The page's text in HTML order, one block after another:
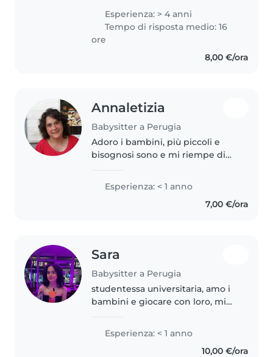
prescolare, scolari e bambini
piccoli. Adoro disegnare, leggere
e giocare con i bambini. Sono..
Esperienza: > 4 anni
Tempo di risposta medio: 16
ore
8,00 €/ora
Annaletizia
Babysitter a Perugia
Adoro i bambini, più piccoli e
bisognosi sono e mi riempe di
del tempo con loro e dargli tutto
ciò che mi è possibile (assistenza
Esperienza: < 1 anno
7,00 €/ora
Sara
Babysitter a Perugia
studentessa universitaria, amo i
bambini e giocare con loro, mi
cose nuove, la cultura e viaggiare.
amo la musica, il cinema e i libri,
Esperienza: < 1 anno
10,00 €/ora